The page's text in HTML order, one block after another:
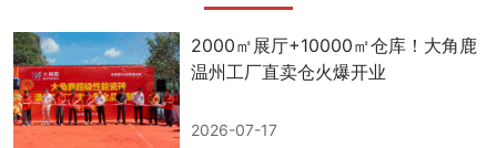
2000㎡展厅+10000㎡仓库！大角鹿
温州工厂直卖仓火爆开业
2026-07-17